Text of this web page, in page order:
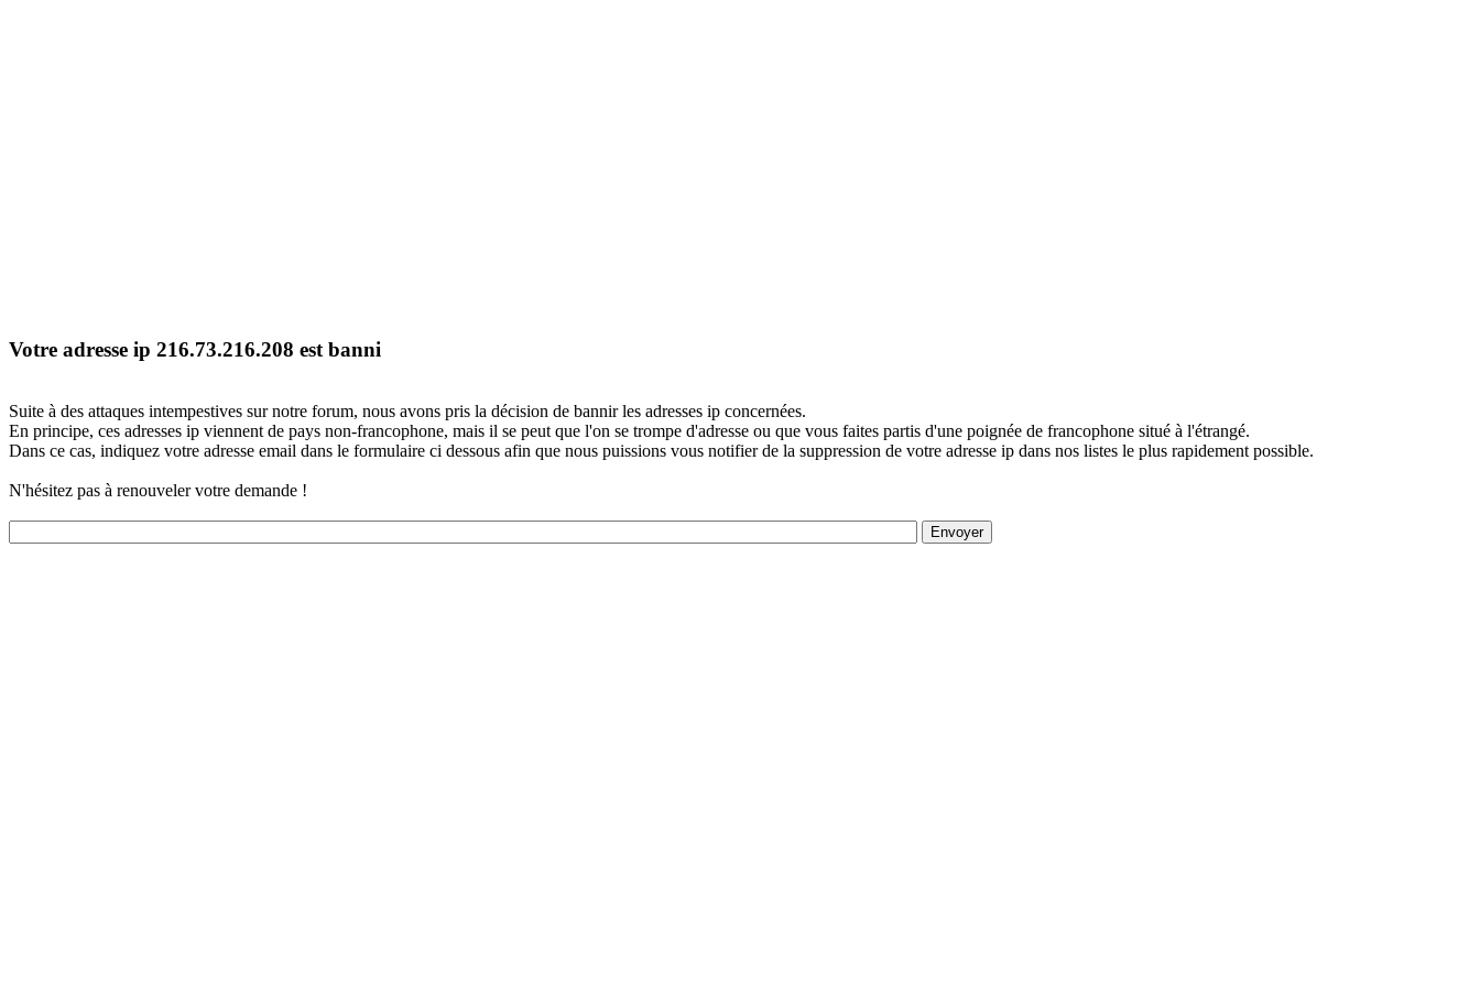
Votre adresse ip 216.73.216.208 est banni
Suite à des attaques intempestives sur notre forum, nous avons pris la décision de bannir les adresses ip concernées.
En principe, ces adresses ip viennent de pays non-francophone, mais il se peut que l'on se trompe d'adresse ou que vous faites partis d'une poignée de francophone situé à l'étrangé.
Dans ce cas, indiquez votre adresse email dans le formulaire ci dessous afin que nous puissions vous notifier de la suppression de votre adresse ip dans nos listes le plus rapidement possible.
N'hésitez pas à renouveler votre demande !